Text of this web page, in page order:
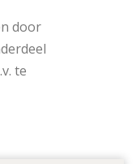
door
te